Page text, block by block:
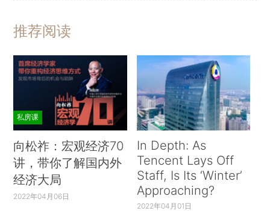
推荐阅读
私房课
向松祚：宏观经济70
讲，带你了解国内外
经济大局
2022年04月06日
In Depth: As
Tencent Lays Off
Staff, Is Its ‘Winter’
Approaching?
2022年04月01日